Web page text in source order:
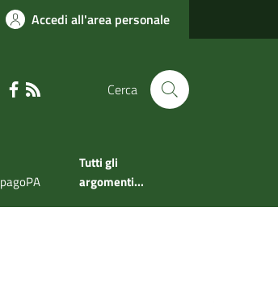
Accedi all'area personale
Cerca
pagoPA
Tutti gli
argomenti...